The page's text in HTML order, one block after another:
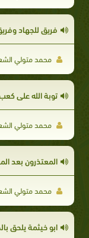
فريق للجهاد
محمد متولي
توبة الله على
محمد متولي
المعتذرون بعد
محمد متولي
ابو خيثمة يلحق